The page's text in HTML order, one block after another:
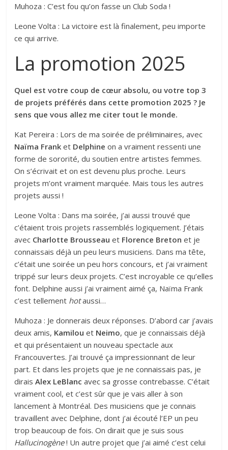
Muhoza : C’est fou qu’on fasse un Club Soda !
Leone Volta : La victoire est là finalement, peu importe
ce qui arrive.
La promotion 2025
Quel est votre coup de cœur absolu, ou votre top 3
de projets préférés dans cette promotion 2025 ? Je
sens que vous allez me citer tout le monde.
Kat Pereira : Lors dema soirée de préliminaires, avec
Naïma Frank et Delphine on a vraiment ressenti une
forme de sororité, du soutien entre artistes femmes.
On s’écrivait et on est devenu plus proche. Leurs
projets m’ont vraiment marquée. Mais tous les autres
projets aussi !
Leone Volta : Dans ma soirée, j’ai aussi trouvé que
c’étaient trois projets rassemblés logiquement. J’étais
avec Charlotte Brousseau et Florence Bretonet je
connaissais déjà un peu leurs musiciens. Dans ma tête,
c’était une soirée un peu hors concours, et j’ai vraiment
trippé sur leurs deux projets. C’est incroyable ce qu’elles
font. Delphine aussi j’ai vraiment aimé ça, Naïma Frank
c’est tellement hotaussi…
Muhoza : Je donnerais deux réponses. D’abord car j’avais
deux amis, Kamilou et Neimo, que je connaissais déjà
et qui présentaient un nouveau spectacle aux
Francouvertes. J’ai trouvé ça impressionnant de leur
part. Et dans les projets que je ne connaissais pas, je
diraisAlex LeBlanc avec sa grosse contrebasse. C’était
vraiment cool, et c’est sûr que je vais aller à son
lancement à Montréal. Des musiciens que je connais
travaillent avec Delphine, dont j’ai écouté l’EP un peu
trop beaucoup de fois. On dirait que je suis sous
Hallucinogène! Un autre projet que j’ai aimé c’est celui